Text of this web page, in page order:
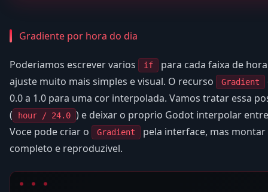
Gradiente por hora do dia
Poderiamos escrever varios if
para cada faixa de
ajuste muito mais simples e visual. O recurso
Gradient
0.0 a 1.0 para uma cor interpolada. Vamos tratar essa
(
hour / 24.0 ) e deixar o proprio Godot interpolar
Voce pode criar o
Gradient
pela interface, mas
completo e reproduzivel.